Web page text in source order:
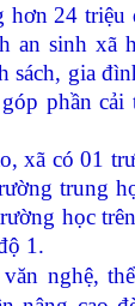
hơn 24 triệu
an sinh xã
sách, gia
góp phần
, xã có 01
trung
học
1.
văn nghệ,